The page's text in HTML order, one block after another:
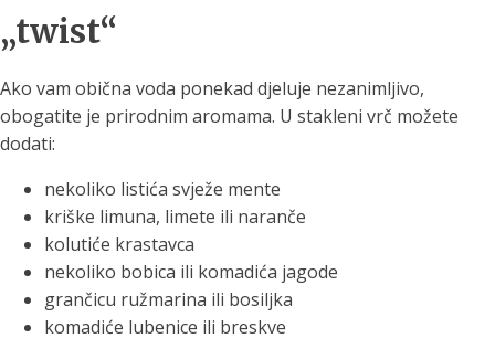
„twist“
Ako vam obična voda ponekad djeluje nezanimljivo,
obogatite je prirodnim aromama. U stakleni vrč možete
dodati:
nekoliko listića svježe mente
kriške limuna, limete ili naranče
kolutiće krastavca
nekoliko bobica ili komadića jagode
grančicu ružmarina ili bosiljka
komadiće lubenice ili breskve